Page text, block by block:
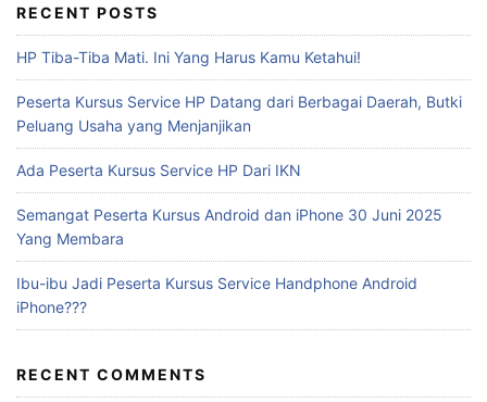
RECENT POSTS
HP Tiba-Tiba Mati. Ini Yang Harus Kamu Ketahui!
Peserta Kursus Service HP Datang dari Berbagai Daerah, Butki
Peluang Usaha yang Menjanjikan
Ada Peserta Kursus Service HP Dari IKN
Semangat Peserta Kursus Android dan iPhone 30 Juni 2025
Yang Membara
Ibu-ibu Jadi Peserta Kursus Service Handphone Android
iPhone???
RECENT COMMENTS